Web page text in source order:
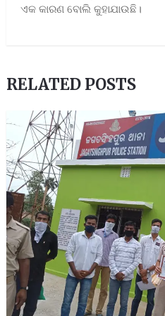
ଏକ କାରଣ ବୋଲି କୁହାଯାଉଛି।
RELATED POSTS